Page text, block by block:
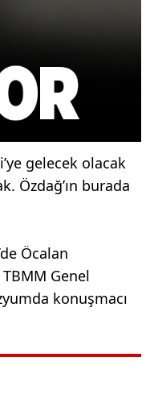
gelecek olacak
Özdağ’ın burada
Öcalan
Genel
konuşmacı